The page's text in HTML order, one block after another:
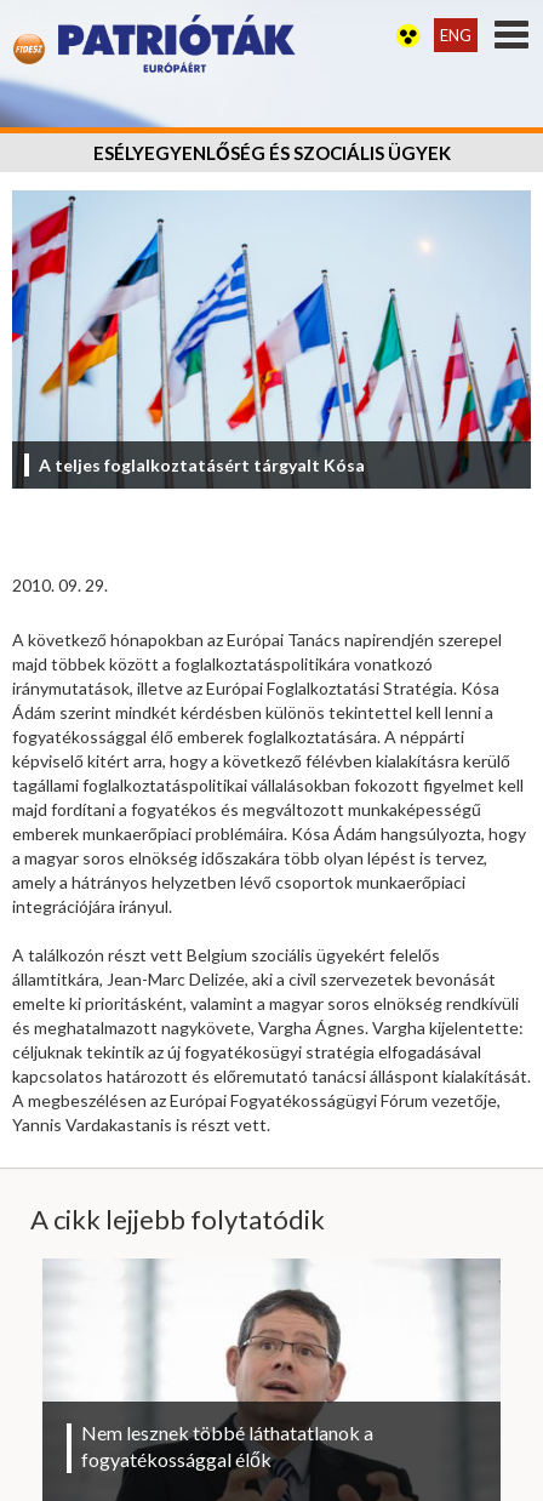
ENG
ESÉLYEGYENLŐSÉG ÉS SZOCIÁLIS ÜGYEK
A teljes foglalkoztatásért tárgyalt Kósa
2010. 09. 29.
A következő hónapokban az Európai Tanács napirendjén szerepel
majd többek között a foglalkoztatáspolitikára vonatkozó
iránymutatások, illetve az Európai Foglalkoztatási Stratégia. Kósa
Ádám szerint mindkét kérdésben különös tekintettel kell lenni a
fogyatékossággal élő emberek foglalkoztatására. A néppárti
képviselő kitért arra, hogy a következő félévben kialakításra kerülő
tagállami foglalkoztatáspolitikai vállalásokban fokozott figyelmet kell
majd fordítani a fogyatékos és megváltozott munkaképességű
emberek munkaerőpiaci problémáira. Kósa Ádám hangsúlyozta, hogy
a magyar soros elnökség időszakára több olyan lépést is tervez,
amely a hátrányos helyzetben lévő csoportok munkaerőpiaci
integrációjára irányul.
A találkozón részt vett Belgium szociális ügyekért felelős
államtitkára, Jean-Marc Delizée, aki a civil szervezetek bevonását
emelte ki prioritásként, valamint a magyar soros elnökség rendkívüli
és meghatalmazott nagykövete, Vargha Ágnes. Vargha kijelentette:
céljuknak tekintik az új fogyatékosügyi stratégia elfogadásával
kapcsolatos határozott és előremutató tanácsi álláspont kialakítását.
A megbeszélésen az Európai Fogyatékosságügyi Fórum vezetője,
Yannis Vardakastanis is részt vett.
A cikk lejjebb folytatódik
Nem lesznek többé láthatatlanok a
fogyatékossággal élők